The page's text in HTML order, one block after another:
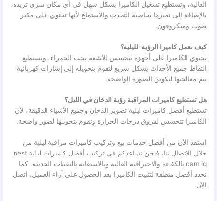
العالية، وتستطيع تشغيل الكاميرا بشكل سهل في أي مكان سري تريده،
بالإضافة إلى تميزها بخاصية التحدث والاستماع لأنها تحتوي على مكبر
صوت وميكروفون.
كيف تعمل كاميرا الرؤية الليلية؟
تحتوي الكاميرا على أجهزة تتحسس للأشعة تحت الحمراء، وتستطيع
التقاط جميع الأحداث بشكل سريع لتقوم بتحويله إلى إشارات كهربائية
يتم معالجتها لتكوين الصورة الواضحة.
هل تستطيع كاميرات المراقبة رؤية الدخان في الليل؟
تستطيع أفضل كاميرات ليلية تصوير الدخان وجميع الأشياء الدقيقة، لأن
الكاميرا تتحسس لفروق درجات الحرارة وتقوم بتحويلها لصور واضحة.
استفد الآن من أفضل خدمات بيع وتركيب كاميرات مراقبة ليلية من
خلال الاتصال بنا، فنحن نساعدكم في تركيب أفضل كاميرات ليلية nest
cam iq بالكفاءة والاحترافية العالية وبالاستعانة بالتقنيات الحديثة، كما
نحدد أفضل منطقة لتثبيت الكاميرا بعد الحصول على آراء العميل، اتصل
الآن.